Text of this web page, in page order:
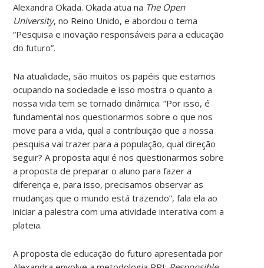
Alexandra Okada. Okada atua na The Open
University, no Reino Unido, e abordou o tema
“Pesquisa e inovação responsáveis para a educação
do futuro”.
Na atualidade, são muitos os papéis que estamos
ocupando na sociedade e isso mostra o quanto a
nossa vida tem se tornado dinâmica. “Por isso, é
fundamental nos questionarmos sobre o que nos
move para a vida, qual a contribuição que a nossa
pesquisa vai trazer para a população, qual direção
seguir? A proposta aqui é nos questionarmos sobre
a proposta de preparar o aluno para fazer a
diferença e, para isso, precisamos observar as
mudanças que o mundo está trazendo”, fala ela ao
iniciar a palestra com uma atividade interativa com a
plateia.
A proposta de educação do futuro apresentada por